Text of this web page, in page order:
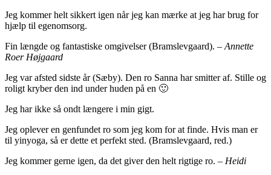
Jeg kommer helt sikkert igen når jeg kan mærke at jeg har brug for
hjælp til egenomsorg.
Fin længde og fantastiske omgivelser (Bramslevgaard). – Annette
Roer Højgaard
Jeg var afsted sidste år (Sæby). Den ro Sanna har smitter af. Stille og
roligt kryber den ind under huden på en 🙂
Jeg har ikke så ondt længere i min gigt.
Jeg oplever en genfundet ro som jeg kom for at finde. Hvis man er
til yinyoga, så er dette et perfekt sted. (Bramslevgaard, red.)
Jeg kommer gerne igen, da det giver den helt rigtige ro. – Heidi